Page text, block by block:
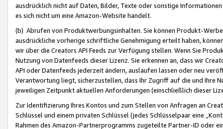
ausdrücklich nicht auf Daten, Bilder, Texte oder sonstige
es sich nicht um eine Amazon-Website handelt.
(b) Abrufen von Produktwerbungsinhalten. Sie können Produkt-
ausdrückliche vorherige schriftliche Genehmigung erteilt haben,
wir über die Creators API Feeds zur Verfügung stellen. Wenn Sie
Nutzung von Datenfeeds dieser Lizenz. Sie erkennen an, dass wir
API oder Datenfeeds jederzeit ändern, auslaufen lassen oder neu
Verantwortung liegt, sicherzustellen, dass Ihr Zugriff auf die und Ihre
jeweiligen Zeitpunkt aktuellen Anforderungen (einschließlich dieser
Zur Identifizierung Ihres Kontos und zum Stellen von Anfragen an
Schlüssel und einem privaten Schlüssel (jedes Schlüsselpaar eine
Rahmen des Amazon-Partnerprogramms zugeteilte Partner-ID oder